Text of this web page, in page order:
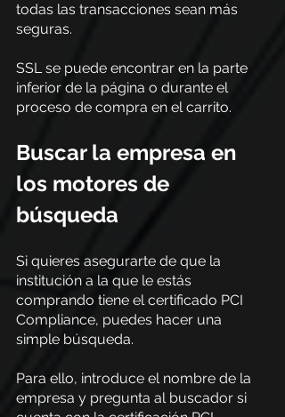
todas las transacciones sean más
seguras.
SSL se puede encontrar en la parte
inferior de la página o durante el
proceso de compra en el carrito.
Buscar la empresa en
los motores de
búsqueda
Si quieres asegurarte de que la
institución a la que le estás
comprando tiene el certificado PCI
Compliance, puedes hacer una
simple búsqueda.
Para ello, introduce el nombre de la
empresa y pregunta al buscador si